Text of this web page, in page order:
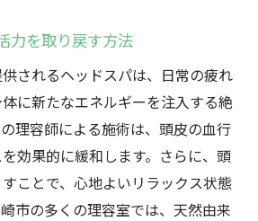
力を取り戻す方法
されるヘッドスパは、日常の疲れ
に新たなエネルギーを注入する絶
理容師による施術は、頭皮の血行
効果的に緩和します。さらに、頭
ことで、心地よいリラックス状態
市の多くの理容室では、天然由来